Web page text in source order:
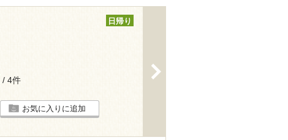
日帰り
/ 4件
お気に入りに追加